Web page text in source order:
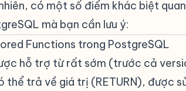
có một số điểm khác biệt
mà bạn cần lưu ý:
Functions trong PostgreSQL
hỗ trợ từ rất sớm (trước cả
thể trả về giá trị (RETURN), được